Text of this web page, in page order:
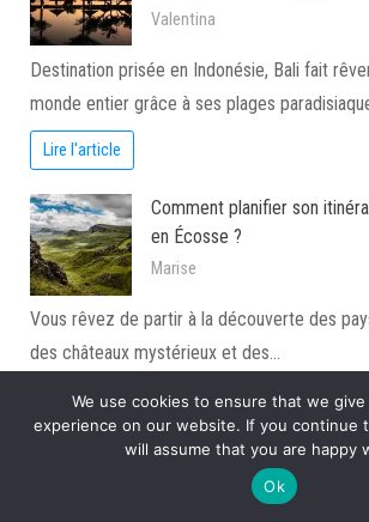
Valentina
Destination prisée en Indonésie, Bali fait
monde entier grâce à ses plages
Lire l'article
Comment planifier son
en Écosse ?
Marise
Vous rêvez de partir à la découverte des
des châteaux mystérieux et des…
Lire l'article
Next
We use cookies to ensure that we
experience on our website. If you continue
will assume that you are happy
Ok